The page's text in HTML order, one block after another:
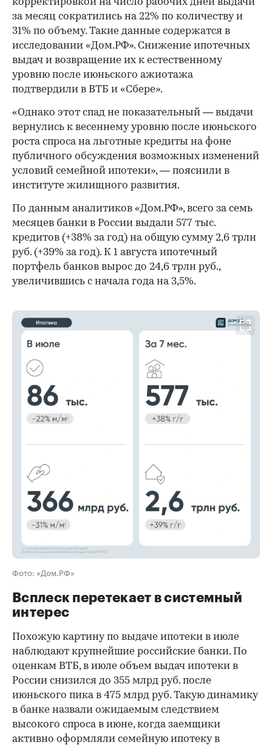
за месяц сократились на 22% по количеству и
31% по объему. Такие данные содержатся в
исследовании «Дом.РФ». Снижение ипотечных
выдач и возвращение их к естественному
уровню после июньского ажиотажа
подтвердили в ВТБ и «Сбере».
«Однако этот спад не показательный — выдачи
вернулись к весеннему уровню после июньского
роста спроса на льготные кредиты на фоне
публичного обсуждения возможных изменений
условий семейной ипотеки», — пояснили в
институте жилищного развития.
По данным аналитиков «Дом.РФ», всего за семь
месяцев банки в России выдали 577 тыс.
кредитов (+38% за год) на общую сумму 2,6 трлн
руб. (+39% за год). К 1 августа ипотечный
портфель банков вырос до 24,6 трлн руб.,
увеличившись с начала года на 3,5%.
Фото: «Дом.РФ»
Всплеск перетекает в системный
интерес
Похожую картину по выдаче ипотеки в июле
наблюдают крупнейшие российские банки. По
оценкам ВТБ, в июле объем выдач ипотеки в
России снизился до 355 млрд руб. после
июньского пика в 475 млрд руб. Такую динамику
в банке назвали ожидаемым следствием
высокого спроса в июне, когда заемщики
активно оформляли семейную ипотеку в